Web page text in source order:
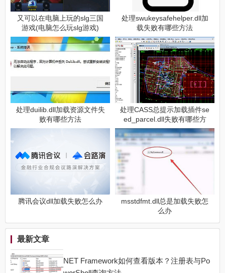
又可以在电脑上玩的slg三国
游戏(电脑怎么玩slg游戏)
处理swukeysafehelper.dll加
载失败有哪些方法
处理duilib.dll加载资源文件失
败有哪些方法
处理CASS总提示加载插件se
ed_parcel.dll失败有哪些方
法
腾讯会议dll加载失败怎么办
msstdfmt.dll总是加载失败怎
么办
最新文章
NET Framework如何查看版本？注册表与Po